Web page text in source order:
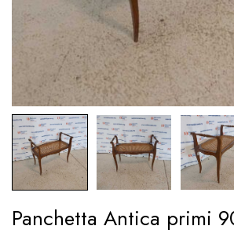
Panchetta Antica primi